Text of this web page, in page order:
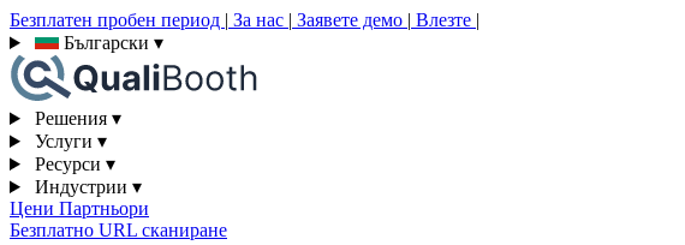
Безплатен пробен период | За нас | Заявете демо | Влезте |
Български ▾
Решения ▾
Услуги ▾
Ресурси ▾
Индустрии ▾
Цени Партньори
Безплатно URL сканиране